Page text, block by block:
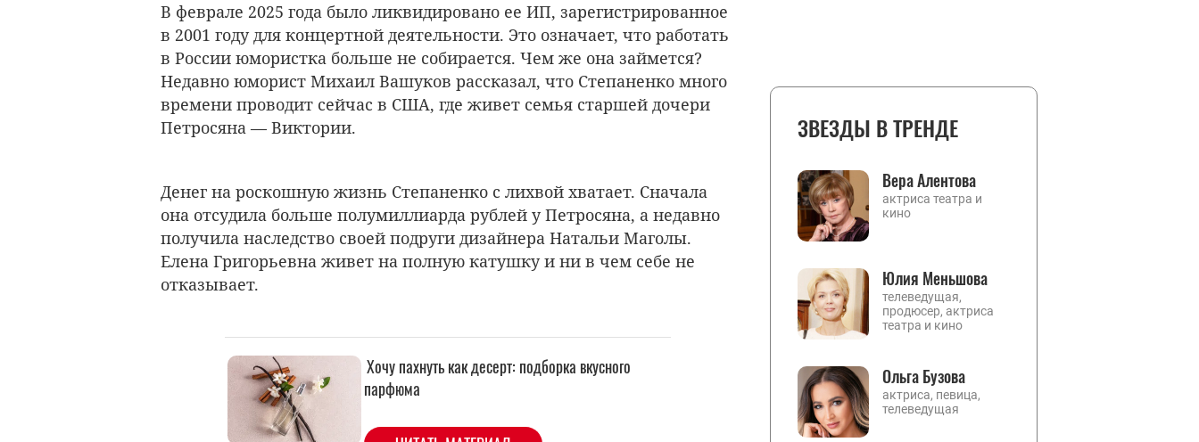
В феврале 2025 года было ликвидировано ее ИП, зарегистрированное
в 2001 году для концертной деятельности. Это означает, что работать
в России юмористка больше не собирается. Чем же она займется?
Недавно юморист Михаил Вашуков рассказал, что Степаненко много
времени проводит сейчас в США, где живет семья старшей дочери
Петросяна — Виктории.
Денег на роскошную жизнь Степаненко с лихвой хватает. Сначала
она отсудила больше полумиллиарда рублей у Петросяна, а недавно
получила наследство своей подруги дизайнера Натальи Маголы.
Елена Григорьевна живет на полную катушку и ни в чем себе не
отказывает.
ЗВЕЗДЫ В ТРЕНДЕ
Вера Алентова
актриса театра и
кино
Юлия Меньшова
телеведущая,
продюсер, актриса
театра и кино
Ольга Бузова
актриса, певица,
телеведущая